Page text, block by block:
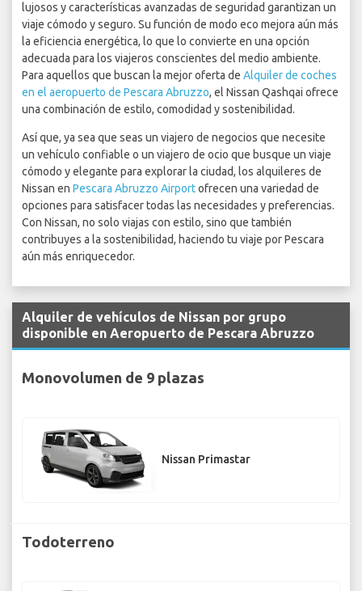
lujosos y características avanzadas de seguridad garantizan un
viaje cómodo y seguro. Su función de modo eco mejora aún más
la eficiencia energética, lo que lo convierte en una opción
adecuada para los viajeros conscientes del medio ambiente.
Para aquellos que buscan la mejor oferta de Alquiler de coches
en el aeropuerto de Pescara Abruzzo, el Nissan Qashqai ofrece
una combinación de estilo, comodidad y sostenibilidad.
Así que, ya sea que seas un viajero de negocios que necesite
un vehículo confiable o un viajero de ocio que busque un viaje
cómodo y elegante para explorar la ciudad, los alquileres de
Nissan en Pescara Abruzzo Airportofrecen una variedad de
opciones para satisfacer todas las necesidades y preferencias.
Con Nissan, no solo viajas con estilo, sino que también
contribuyes a la sostenibilidad, haciendo tu viaje por Pescara
aún más enriquecedor.
Alquiler de vehículos de Nissan por grupo
disponible en Aeropuerto de Pescara Abruzzo
Monovolumen de 9 plazas
Nissan Primastar
Todoterreno